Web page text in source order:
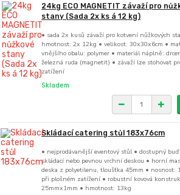
24kg ECO MAGNETIT závaží pro
stany (Sada 2x ks á 12 kg)
• sada 2x kusů závaží pro kotvení nůžkových
hmotnost: 2x 12kg • velikost: 30x30x6cm •
vnějšího obalu: polymer • materiál náplně:
železná ruda (magnetit) • závaží lze stohovat
zatížení
Skladem
Skládací catering stůl 183x76cm
• nejprodávanější eventový stůl • dostupný buď
skládací nebo pevnou vrchní deskou • horní
deska z polyetilenu, tloušťka 45mm • nosnost:
při plošném zatížení • robustní kovová
25mmx1mm • hmotnost: 13kg